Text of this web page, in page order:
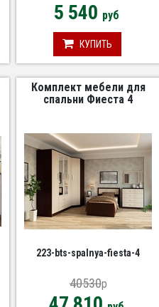
5 540 руб
КУПИТЬ
Комплект мебели для
спальни Фиеста 4
223-bts-spalnya-fiesta-4
40530p